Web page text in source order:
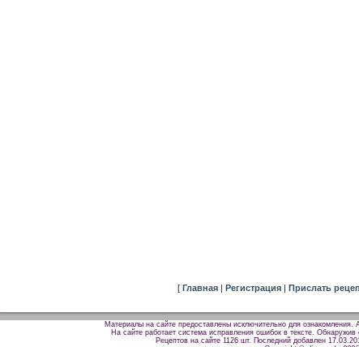
[ Главная | Регистрация | Прислать
Материалы на сайте предоставлены исключительно для ознакомления.
На сайте работает система исправления ошибок в тексте.
Рецептов на сайте 1126 шт. Последний добавлен